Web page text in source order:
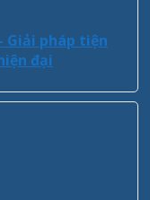
Giải pháp tiện
đại